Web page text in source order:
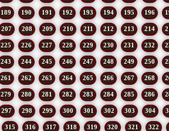
189 190 191 192 193 194 195 196
207 208 209 210 211 212 213 214
225 226 227 228 229 230 231 232
243 244 245 246 247 248 249 250
261 262 263 264 265 266 267 268
279 280 281 282 283 284 285 286
297 298 299 300 301 302 303 304
315 316 317 318 319 320 321 322